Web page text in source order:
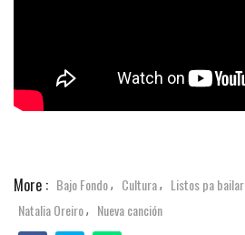
More : Bajo Fondo, Cultura, Listos pa bailar
Natalia Oreiro, Nueva canción